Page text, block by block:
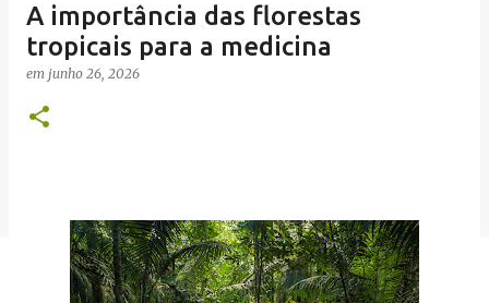
A importância das florestas
tropicais para a medicina
em junho 26, 2026